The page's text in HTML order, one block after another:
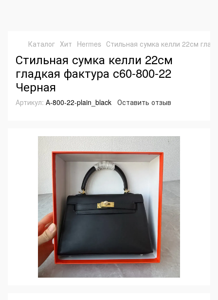
Каталог Хит Hermes Стильная сумка келли 22см
Стильная сумка келли 22см
гладкая фактура с60-800-22
Черная
Артикул: А-800-22-plain_black Оставить отзыв